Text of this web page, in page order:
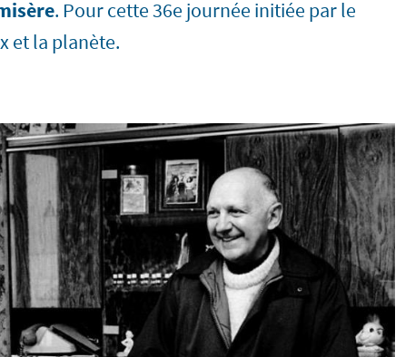
. Pour cette 36e journée initiée par le
et la planète.